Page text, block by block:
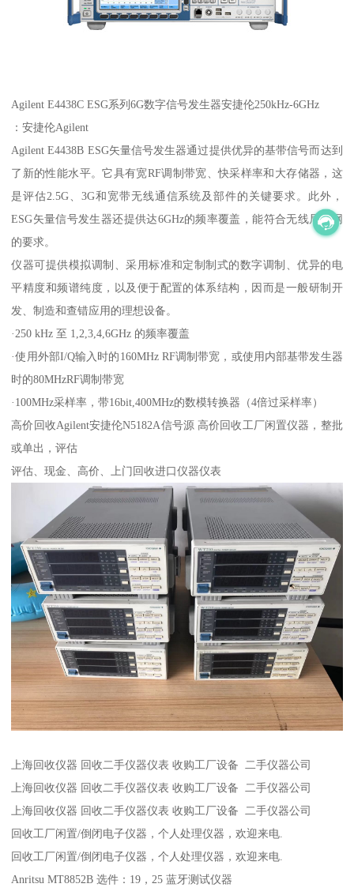
Agilent E4438C ESG系列6G数字信号发生器安捷伦250kHz-6GHz
：安捷伦Agilent
Agilent E4438B ESG矢量信号发生器通过提供优异的基带信号而达到
了新的性能水平。它具有宽RF调制带宽、快采样率和大存储器，这
是评估2.5G、3G和宽带无线通信系统及部件的关键要求。此外，
ESG矢量信号发生器还提供达6GHz的频率覆盖，能符合无线局域网
的要求。
仪器可提供模拟调制、采用标准和定制制式的数字调制、优异的电
平精度和频谱纯度，以及便于配置的体系结构，因而是一般研制开
发、制造和查错应用的理想设备。
·250 kHz 至 1,2,3,4,6GHz 的频率覆盖
·使用外部I/Q输入时的160MHz RF调制带宽，或使用内部基带发生器
时的80MHzRF调制带宽
·100MHz采样率，带16bit,400MHz的数模转换器（4倍过采样率）
高价回收Agilent安捷伦N5182A信号源 高价回收工厂闲置仪器，整批
或单出，评估
评估、现金、高价、上门回收进口仪器仪表
上海回收仪器 回收二手仪器仪表 收购工厂设备 二手仪器公司
上海回收仪器 回收二手仪器仪表 收购工厂设备 二手仪器公司
上海回收仪器 回收二手仪器仪表 收购工厂设备 二手仪器公司
回收工厂闲置/倒闭电子仪器，个人处理仪器，欢迎来电.
回收工厂闲置/倒闭电子仪器，个人处理仪器，欢迎来电.
Anritsu MT8852B 选件：19，25 蓝牙测试仪器